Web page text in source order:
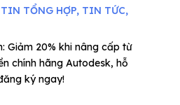
TIN TỔNG HỢP, TIN TỨC,
Giảm 20% khi nâng cấp từ
chính hãng Autodesk, hỗ
ký ngay!